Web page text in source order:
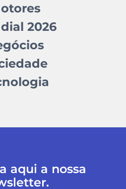
2026
aqui a nossa